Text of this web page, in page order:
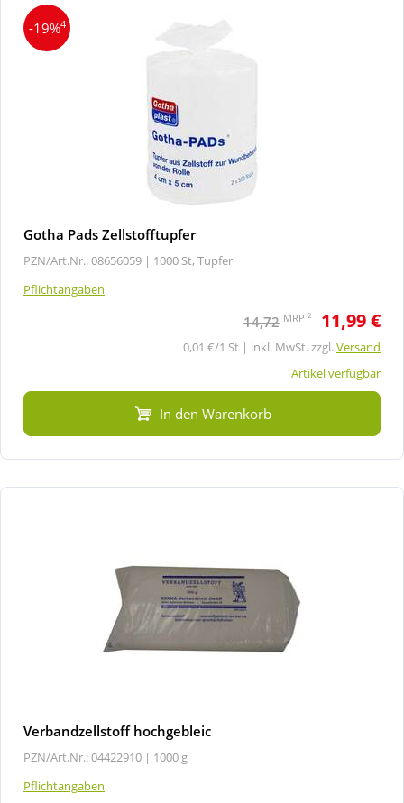
-19%4
Gotha Pads Zellstofftupfer
PZN/Art.Nr.: 08656059 | 1000 St, Tupfer
Pflichtangaben
14,72 MRP 2 11,99 €
0,01 €/1 St | inkl. MwSt. zzgl.Versand
Artikel verfügbar
In den Warenkorb
Verbandzellstoff hochgebleic
PZN/Art.Nr.: 04422910 | 1000 g
Pflichtangaben